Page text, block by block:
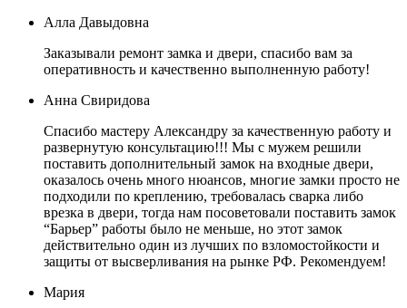
Алла Давыдовна
Заказывали ремонт замка и двери, спасибо вам за
оперативность и качественно выполненную работу!
Анна Свиридова
Спасибо мастеру Александру за качественную работу и
развернутую консультацию!!! Мы с мужем решили
поставить дополнительный замок на входные двери,
оказалось очень много нюансов, многие замки просто не
подходили по креплению, требовалась сварка либо
врезка в двери, тогда нам посоветовали поставить замок
“Барьер” работы было не меньше, но этот замок
действительно один из лучших по взломостойкости и
защиты от высверливания на рынке РФ. Рекомендуем!
Мария